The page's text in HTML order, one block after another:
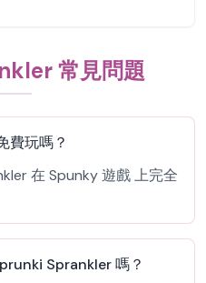
常見問題
費玩嗎？
在 Spunky 遊戲 上完全
Sprankler 嗎？